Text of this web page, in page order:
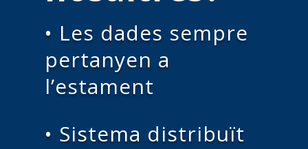
• Les dades sempre
pertanyen a
l’estament
• Sistema distribuït